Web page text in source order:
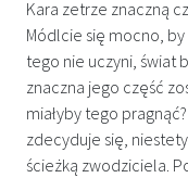
Kara zetrze znaczną
Módlcie się mocno, by
tego nie uczyni, świat
znaczna jego część
miałyby tego
zdecyduje się,
ścieżką zwodziciela.